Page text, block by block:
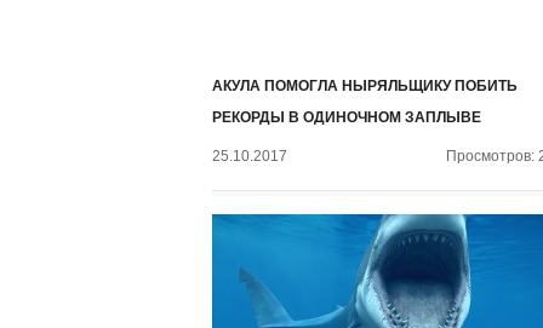
АКУЛА ПОМОГЛА НЫРЯЛЬЩИКУ ПОБИТЬ
РЕКОРДЫ В ОДИНОЧНОМ ЗАПЛЫВЕ
25.10.2017 Просмотров: